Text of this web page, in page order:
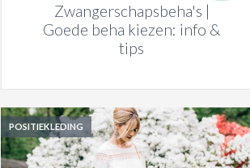
Zwangerschapsbeha's |
Goede beha kiezen: info &
tips
POSITIEKLEDING